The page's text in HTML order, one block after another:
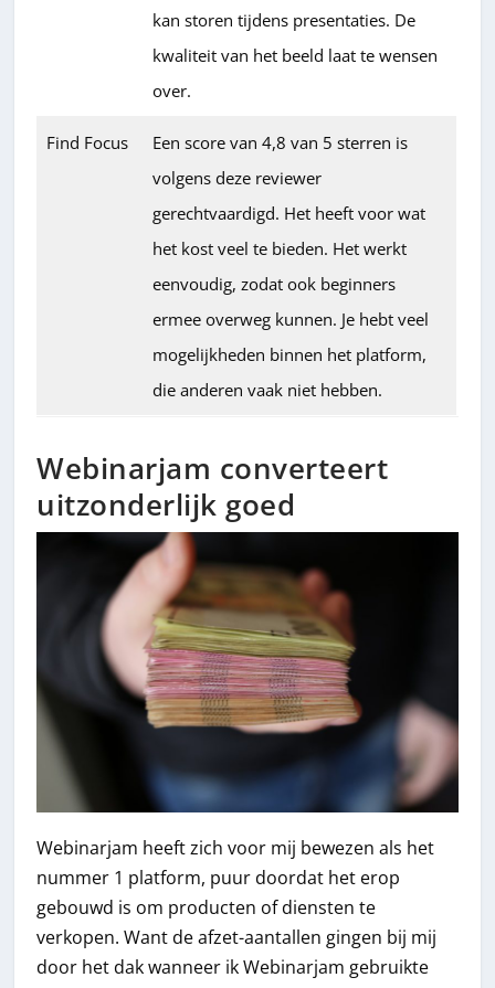
kan storen tijdens presentaties. De
kwaliteit van het beeld laat te wensen
over.
Find Focus
Een score van 4,8 van 5 sterren is
volgens deze reviewer
gerechtvaardigd. Het heeft voor wat
het kost veel te bieden. Het werkt
eenvoudig, zodat ook beginners
ermee overweg kunnen. Je hebt veel
mogelijkheden binnen het platform,
die anderen vaak niet hebben.
Webinarjam converteert
uitzonderlijk goed
Webinarjam heeft zich voor mij bewezen als het
nummer 1 platform, puur doordat het erop
gebouwd is om producten of diensten te
verkopen. Want de afzet-aantallen gingen bij mij
door het dak wanneer ik Webinarjam gebruikte